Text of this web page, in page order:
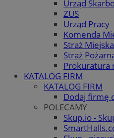
Urząd
ZUS
Urząd Pracy
Komenda
Straż Miejska
Straż
Prokuratura
KATALOG FIRM
KATALOG FIRM
Dodaj firmę
POLECAMY
Skup.io -